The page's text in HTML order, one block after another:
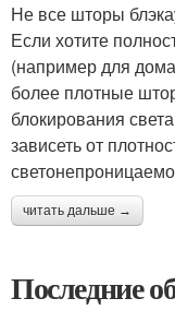
Не все шторы
Если хотите
(например для
более плотные
блокирования
зависеть от
читать дальше →
Последние